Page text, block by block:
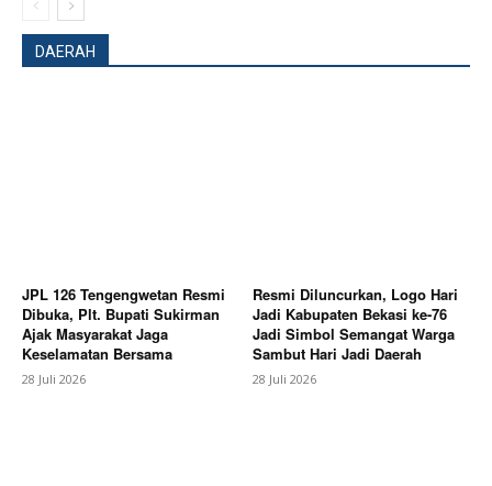
DAERAH
JPL 126 Tengengwetan Resmi
Dibuka, Plt. Bupati Sukirman
Ajak Masyarakat Jaga
Keselamatan Bersama
28 Juli 2026
Resmi Diluncurkan, Logo Hari
Jadi Kabupaten Bekasi ke-76
Jadi Simbol Semangat Warga
Sambut Hari Jadi Daerah
28 Juli 2026